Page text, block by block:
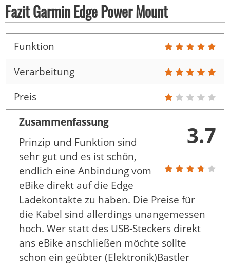
Fazit Garmin Edge Power Mount
Funktion
Verarbeitung
Preis
3.7
Zusammenfassung
Prinzip und Funktion sind
sehr gut und es ist schön,
endlich eine Anbindung vom
eBike direkt auf die Edge
Ladekontakte zu haben. Die Preise für
die Kabel sind allerdings unangemessen
hoch. Wer statt des USB-Steckers direkt
ans eBike anschließen möchte sollte
schon ein geübter (Elektronik)Bastler